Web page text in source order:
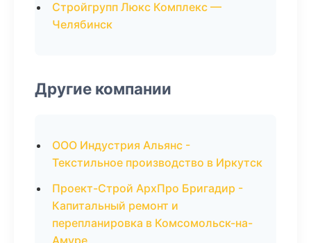
Стройгрупп Люкс Комплекс —
Челябинск
Другие компании
ООО Индустрия Альянс -
Текстильное производство в Иркутск
Проект-Строй АрхПро Бригадир -
Капитальный ремонт и
перепланировка в Комсомольск-на-
Амуре